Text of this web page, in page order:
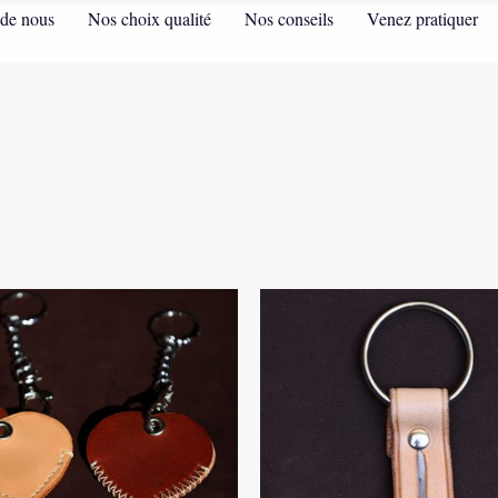
nous Nos choix qualité Nos conseils
Venez pratiquer
produit
plusieurs
variations.
Les
options